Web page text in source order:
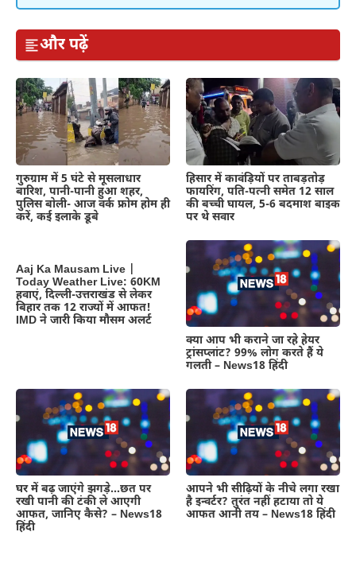
और पढ़ें
गुरुग्राम में 5 घंटे से मूसलाधार
बारिश, पानी-पानी हुआ शहर,
पुलिस बोली- आज वर्क फ्रोम होम ही
करें, कई इलाके डूबे
हिसार में कावंड़ियों पर ताबड़तोड़
फायरिंग, पति-पत्नी समेत 12 साल
की बच्ची घायल, 5-6 बदमाश बाइक
पर थे सवार
Aaj Ka Mausam Live |
Today Weather Live: 60KM
हवाएं, दिल्ली-उत्तराखंड से लेकर
बिहार तक 12 राज्यों में आफत!
IMD ने जारी किया मौसम अलर्ट
क्या आप भी कराने जा रहे हेयर
ट्रांसप्लांट? 99% लोग करते हैं ये
गलती – News18 हिंदी
घर में बढ़ जाएंगे झगड़े…छत पर
रखी पानी की टंकी ले आएगी
आफत, जानिए कैसे? – News18
हिंदी
आपने भी सीढ़ियों के नीचे लगा रखा
है इन्वर्टर? तुरंत नहीं हटाया तो ये
आफत आनी तय – News18 हिंदी